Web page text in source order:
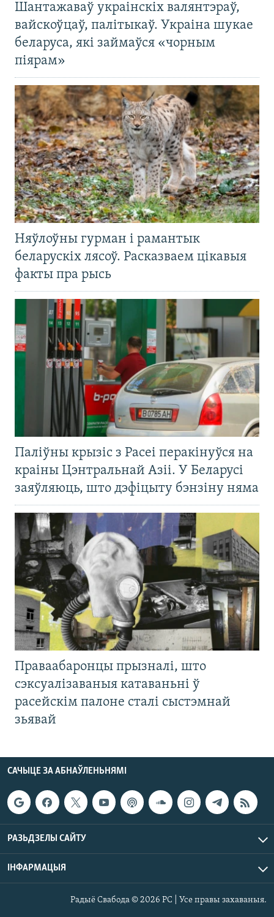
Шантажаваў украінскіх валянтэраў,
вайскоўцаў, палітыкаў. Украіна шукае
беларуса, які займаўся «чорным
піярам»
Няўлоўны гурман і рамантык
беларускіх лясоў. Расказваем цікавыя
факты пра рысь
Паліўны крызіс з Расеі перакінуўся на
краіны Цэнтральнай Азіі. У Беларусі
заяўляюць, што дэфіцыту бэнзіну няма
Праваабаронцы прызналі, што
сэксуалізаваныя катаваньні ў
расейскім палоне сталі сыстэмнай
зьявай
САЧЫЦЕ ЗА АБНАЎЛЕНЬНЯМІ
РАЗЬДЗЕЛЫ САЙТУ
ІНФАРМАЦЫЯ
Радыё Свабода © 2026 РС | Усе правы захаваныя.